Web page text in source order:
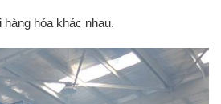
hóa khác nhau.